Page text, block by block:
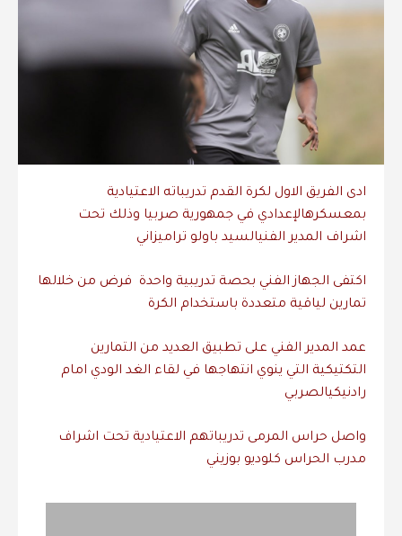
ادى الفريق الاول لكرة القدم تدريباته الاعتيادية
بمعسكرهالإعدادي في جمهورية صربيا وذلك تحت
اشراف المدير الفنيالسيد باولو تراميزاني
اكتفى الجهاز الفني بحصة تدريبية واحدة فرض من خلالها
تمارين لياقية متعددة باستخدام الكرة
عمد المدير الفني على تطبيق العديد من التمارين
التكتيكية التي ينوي انتهاجها في لقاء الغد الودي امام
رادنيكيالصربي
واصل حراس المرمى تدريباتهم الاعتيادية تحت اشراف
مدرب الحراس كلوديو بوزيني